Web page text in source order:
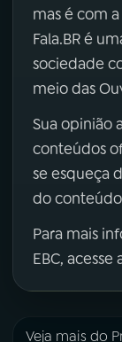
mas é com
Fala.BR é
sociedade
meio das
Sua opinião
conteúdos
se esqueça
do
Para mais
EBC,
Veja mais do